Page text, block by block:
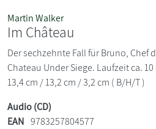
Martin Walker
Im Château
Der sechzehnte Fall für Bruno, Chef
Chateau Under Siege. Laufzeit ca.
13,4 cm / 13,2 cm / 3,2 cm ( B/H/T )
Audio (CD)
EAN 9783257804577